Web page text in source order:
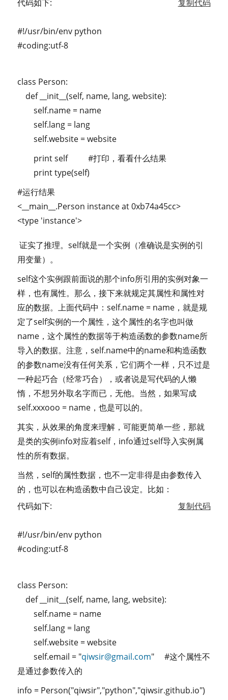
复制代码
代码如下:
#!/usr/bin/env python
#coding:utf-8
class Person:
def __init__(self, name, lang, website):
self.name = name
self.lang = lang
self.website = website
print self #打印，看看什么结果
print type(self)
#运行结果
<__main__.Person instance at 0xb74a45cc>
<type 'instance'>
证实了推理。self就是一个实例（准确说是实例的引
用变量）。
self这个实例跟前面说的那个info所引用的实例对象一
样，也有属性。那么，接下来就规定其属性和属性对
应的数据。上面代码中：self.name = name，就是规
定了self实例的一个属性，这个属性的名字也叫做
name，这个属性的数据等于构造函数的参数name所
导入的数据。注意，self.name中的name和构造函数
的参数name没有任何关系，它们两个一样，只不过是
一种起巧合（经常巧合），或者说是写代码的人懒
惰，不想另外取名字而已，无他。当然，如果写成
self.xxxooo = name，也是可以的。
其实，从效果的角度来理解，可能更简单一些，那就
是类的实例info对应着self，info通过self导入实例属
性的所有数据。
当然，self的属性数据，也不一定非得是由参数传入
的，也可以在构造函数中自己设定。比如：
复制代码
代码如下:
#!/usr/bin/env python
#coding:utf-8
class Person:
def __init__(self, name, lang, website):
self.name = name
self.lang = lang
self.website = website
self.email = "qiwsir@gmail.com" #这个属性不
是通过参数传入的
info = Person("qiwsir","python","qiwsir.github.io")